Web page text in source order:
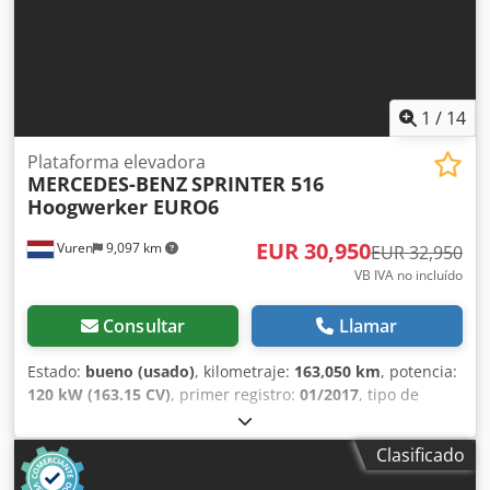
1 / 14
Vuren 9,097 km
Plataforma elevadora
MERCEDES-BENZSPRINTER 516
Hoogwerker EURO6
EUR 30,950EUR 32,950
VB IVA no incluído
Consultar Llamar
Estado: bueno (usado), kilometraje: 163,050 km, potencia:
120 kW (163.15 CV), primer registro: 01/2017, tipo de
, tamaño del neumático:
configuración de ejes:4x2, distancia entre ejes:3,670 mm,
combustible:
, cabina del conductor:
Clasificado